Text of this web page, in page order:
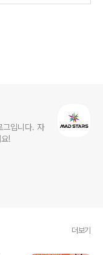
그입니다. 자
!
더보기